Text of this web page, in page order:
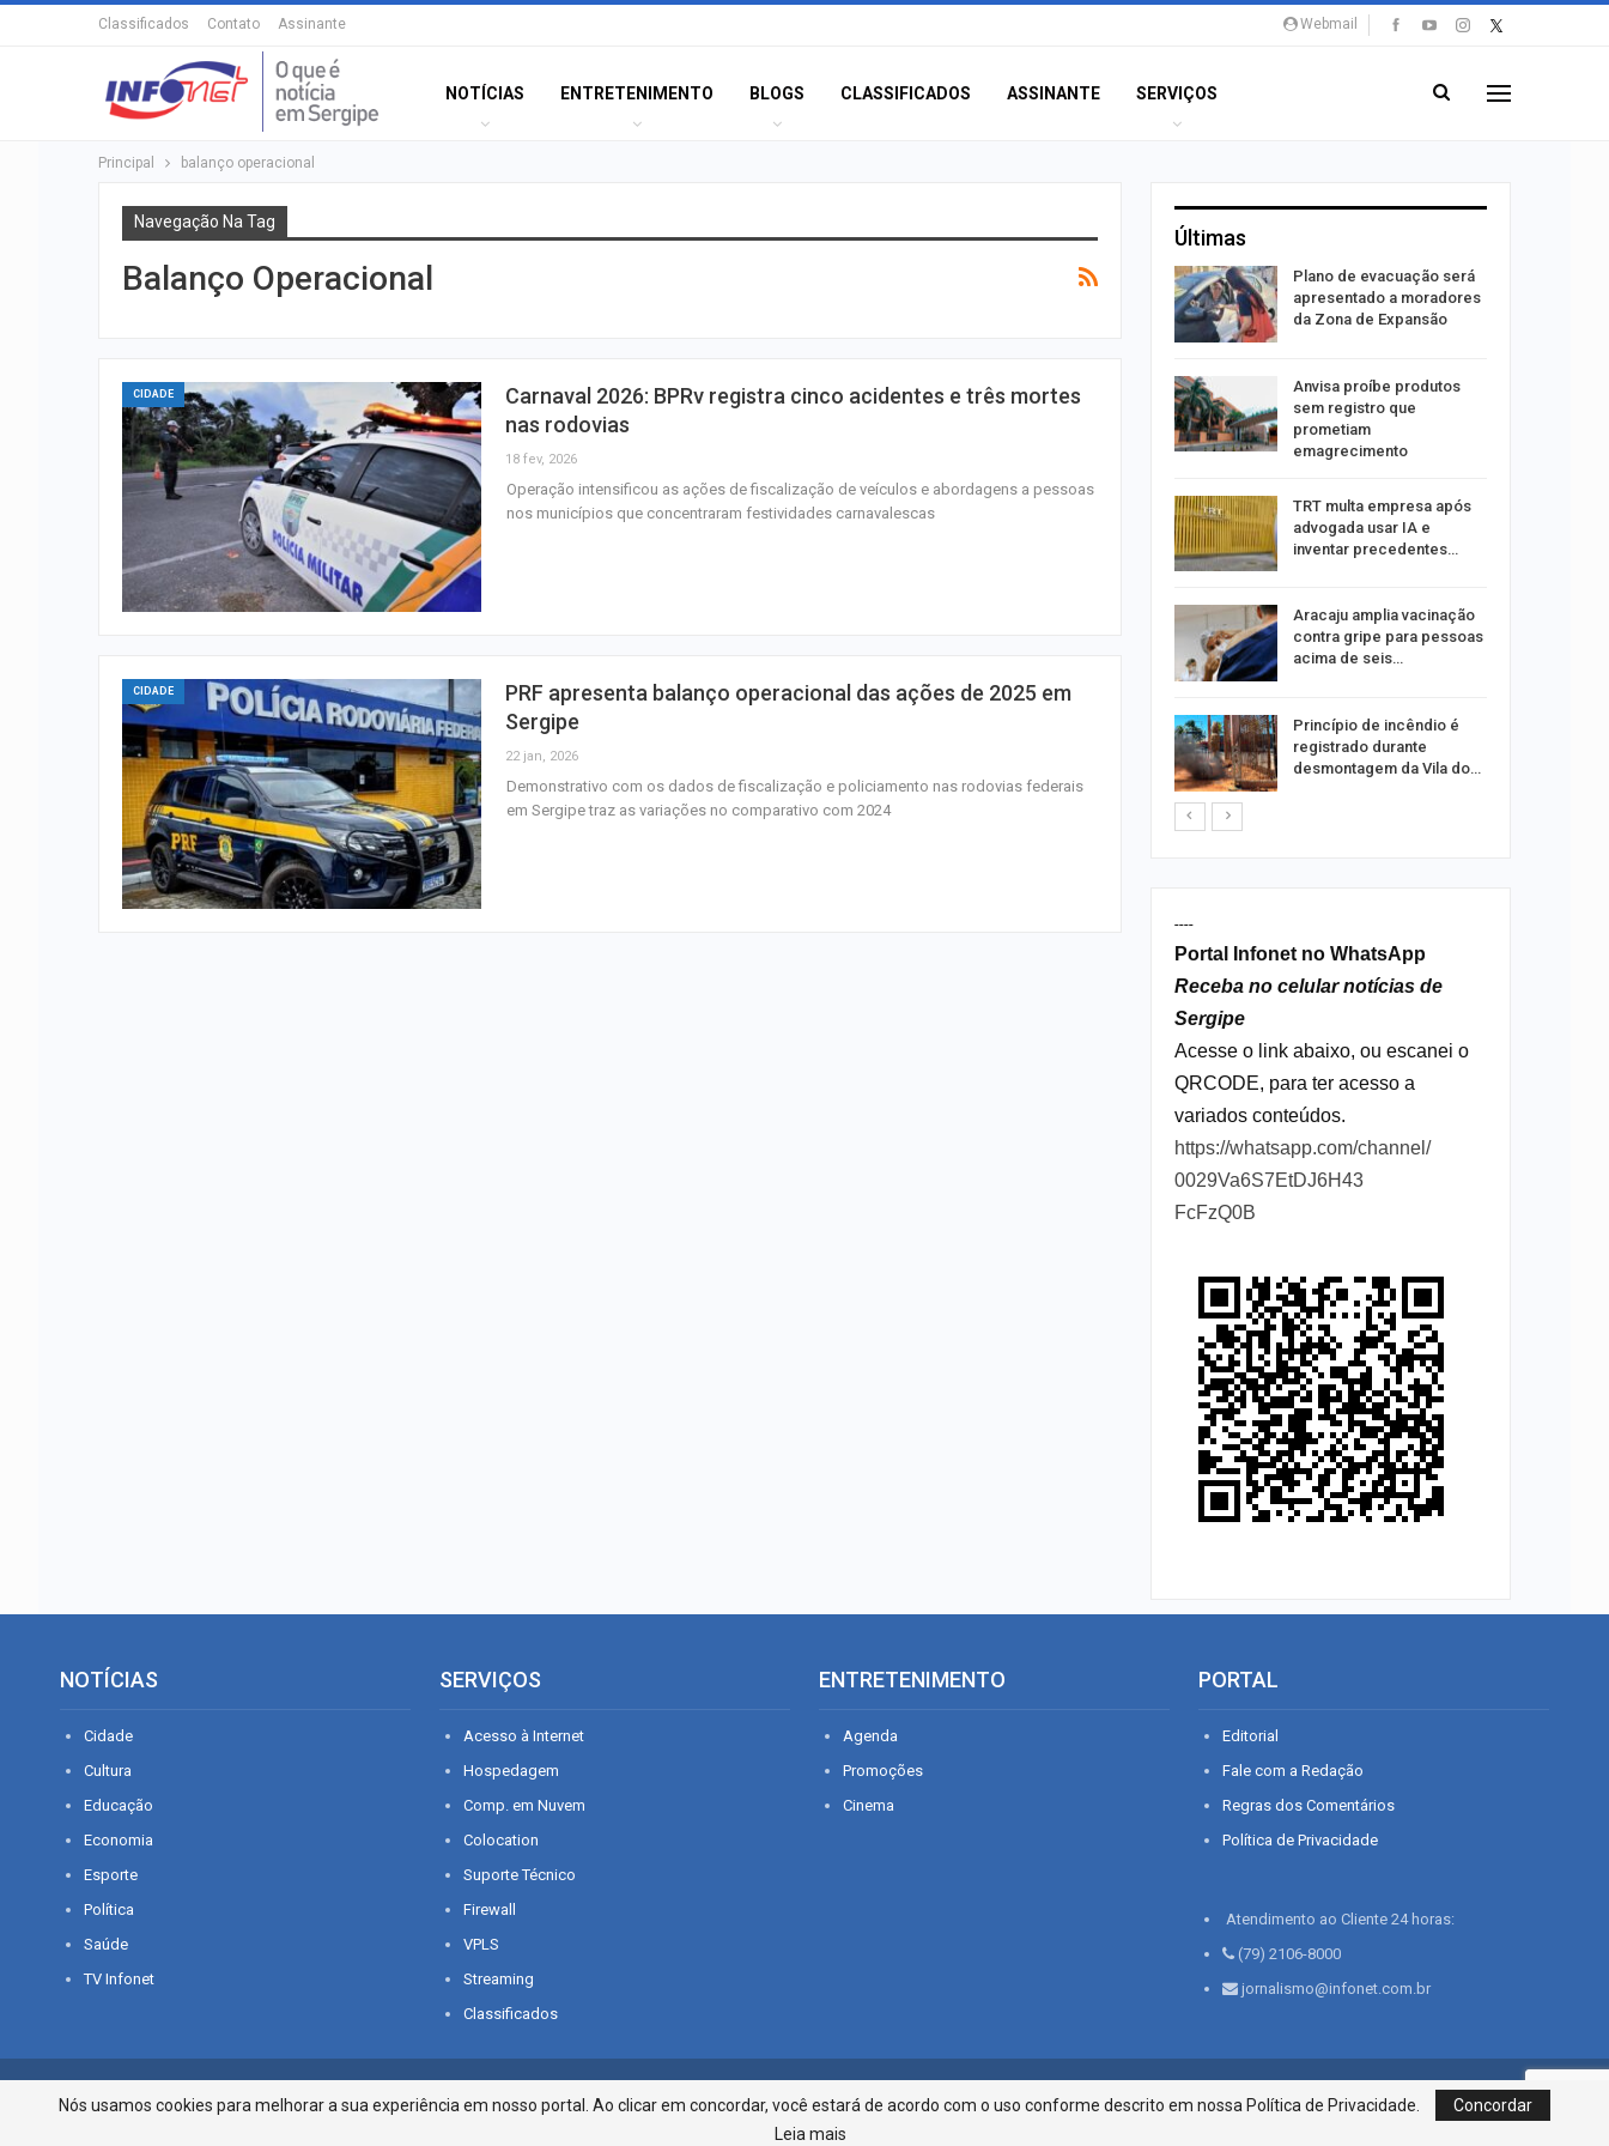
Webmail
Classificados Contato Assinante
NOTÍCIAS ENTRETENIMENTO BLOGS CLASSIFICADOS ASSINANTE SERVIÇOS
Principal balanço operacional
Navegação Na Tag
Balanço Operacional
CIDADE
Carnaval 2026: BPRv registra cinco acidentes e três mortes
nas rodovias
18 fev, 2026
Operação intensificou as ações de fiscalização de veículos e abordagens a pessoas
nos municípios que concentraram festividades carnavalescas
CIDADE
PRF apresenta balanço operacional das ações de 2025 em
Sergipe
22 jan, 2026
Demonstrativo com os dados de fiscalização e policiamento nas rodovias federais
em Sergipe traz as variações no comparativo com 2024
Últimas
Polícia Civil investiga
Câmara de Itabaianinha
abre concurso com
Filarmônica de Itabaiana
Plano de evacuação será
apresentado a moradores
da Zona de Expansão
Anvisa proíbe produtos
sem registro que
prometiam
emagrecimento
TRT multa empresa após
advogada usar IA e
inventar precedentes…
Aracaju amplia vacinação
contra gripe para pessoas
acima de seis…
Princípio de incêndio é
registrado durante
desmontagem da Vila do…
----
Portal Infonet no WhatsApp
Receba no celular notícias de
Sergipe
Acesse o link abaixo, ou escanei o
QRCODE, para ter acesso a
variados conteúdos.
https://whatsapp.com/channel/
0029Va6S7EtDJ6H43
FcFzQ0B
NOTÍCIAS
Cidade
Cultura
Educação
Economia
Esporte
Política
Saúde
TV Infonet
SERVIÇOS
Acesso à Internet
Hospedagem
Comp. em Nuvem
Colocation
Suporte Técnico
Firewall
VPLS
Streaming
Classificados
ENTRETENIMENTO
Agenda
Promoções
Cinema
PORTAL
Editorial
Fale com a Redação
Regras dos Comentários
Política de Privacidade
Atendimento ao Cliente 24 horas:
(79) 2106-8000
jornalismo@infonet.com.br
© 2026 - O que é notícia em Sergipe. Todos os direitos reservados.
Infonet - Rua Monsenhor Silveira 276, Bairro São José | Aracaju-SE, CEP 49015-030, Fone: 79.2106.8000 - CI
Centro de Informações LTDA
Nós usamos cookies para melhorar a sua experiência em nosso portal. Ao clicar em concordar, você estará de acordo com o uso conforme descrito em nossa Política de Privacidade.
Concordar
Leia mais